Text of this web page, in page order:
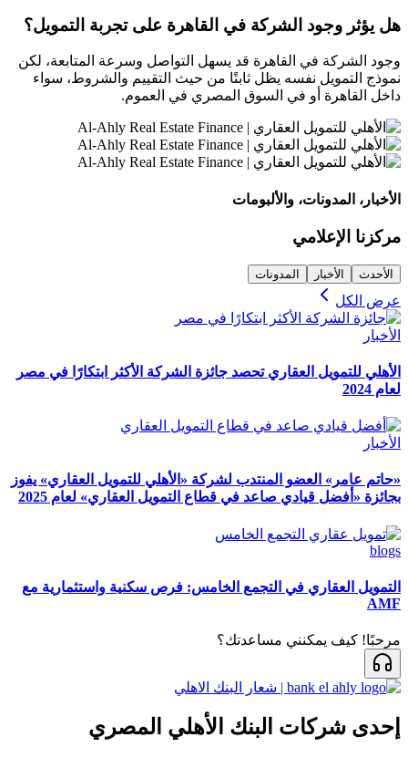
هل يؤثر وجود الشركة في القاهرة على تجربة التمويل؟
وجود الشركة في القاهرة قد يسهل التواصل وسرعة المتابعة، لكن
نموذج التمويل نفسه يظل ثابتًا من حيث التقييم والشروط، سواء
داخل القاهرة أو في السوق المصري في العموم.
الأخبار، المدونات، والألبومات
مركزنا الإعلامي
الأحدث الأخبار المدونات
عرض الكل
الأخبار
الأهلي للتمويل العقاري تحصد جائزة الشركة الأكثر ابتكارًا في مصر
لعام 2024
الأخبار
«حاتم عامر» العضو المنتدب لشركة «الأهلي للتمويل العقاري» يفوز
بجائزة «أفضل قيادي صاعد في قطاع التمويل العقاري» لعام 2025
blogs
التمويل العقاري في التجمع الخامس: فرص سكنية واستثمارية مع
AMF
مرحبًا! كيف يمكنني مساعدتك؟
إحدى شركات البنك الأهلي المصري